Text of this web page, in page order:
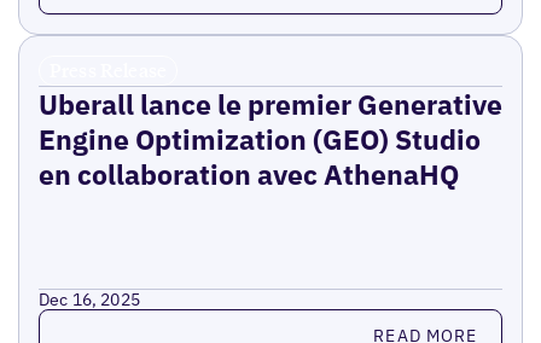
Uberall lance le premier Generative
Engine Optimization (GEO) Studio
en collaboration avec AthenaHQ
Dec 16, 2025
Read more READ MORE